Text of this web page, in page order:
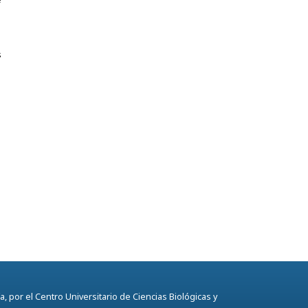
por el Centro Universitario de Ciencias Biológicas y